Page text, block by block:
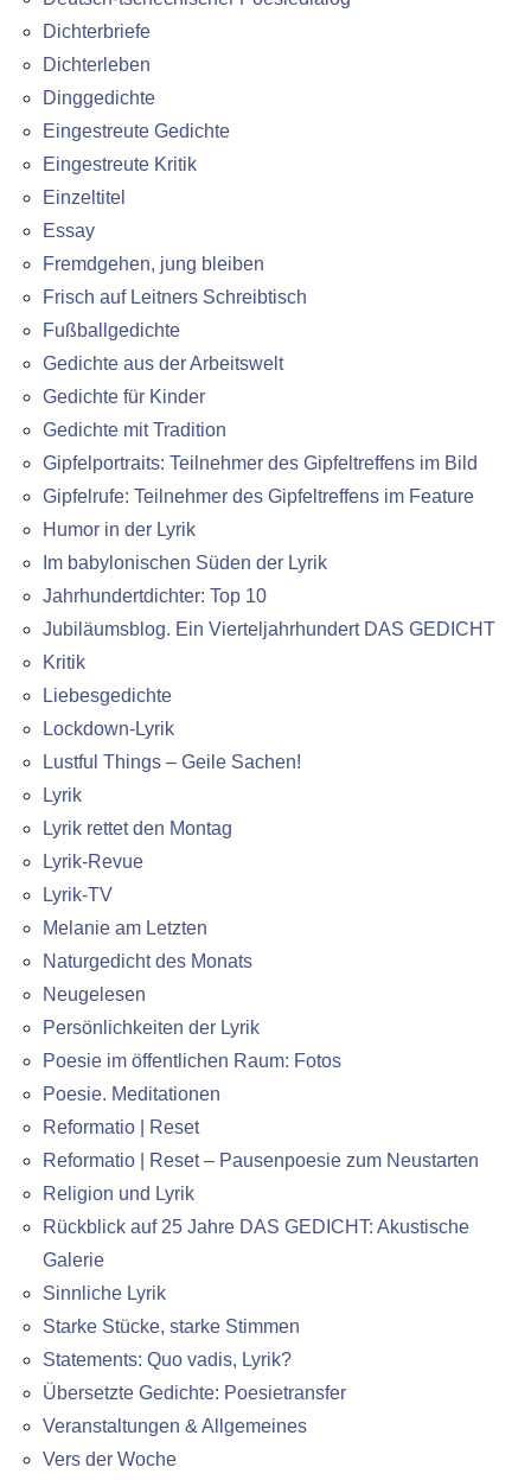
Dichterbriefe
Dichterleben
Dinggedichte
Eingestreute Gedichte
Eingestreute Kritik
Einzeltitel
Essay
Fremdgehen, jung bleiben
Frisch auf Leitners Schreibtisch
Fußballgedichte
Gedichte aus der Arbeitswelt
Gedichte für Kinder
Gedichte mit Tradition
Gipfelportraits: Teilnehmer des Gipfeltreffens im Bild
Gipfelrufe: Teilnehmer des Gipfeltreffens im Feature
Humor in der Lyrik
Im babylonischen Süden der Lyrik
Jahrhundertdichter: Top 10
Jubiläumsblog. Ein Vierteljahrhundert DAS GEDICHT
Kritik
Liebesgedichte
Lockdown-Lyrik
Lustful Things – Geile Sachen!
Lyrik
Lyrik rettet den Montag
Lyrik-Revue
Lyrik-TV
Melanie am Letzten
Naturgedicht des Monats
Neugelesen
Persönlichkeiten der Lyrik
Poesie im öffentlichen Raum: Fotos
Poesie. Meditationen
Reformatio | Reset
Reformatio | Reset – Pausenpoesie zum Neustarten
Religion und Lyrik
Rückblick auf 25 Jahre DAS GEDICHT: Akustische
Galerie
Sinnliche Lyrik
Starke Stücke, starke Stimmen
Statements: Quo vadis, Lyrik?
Übersetzte Gedichte: Poesietransfer
Veranstaltungen & Allgemeines
Vers der Woche